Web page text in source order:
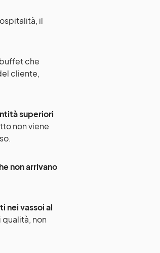
il
che
cliente,
superiori
non viene
non arrivano
nei vassoi al
non